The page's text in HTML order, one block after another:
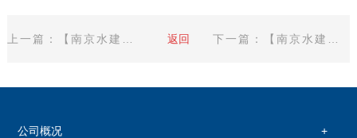
上一篇：【南京水建】| 今日清明 返回 下一篇：【南京水建】| 以劳动筑基，以奋斗开路
公司概况
+